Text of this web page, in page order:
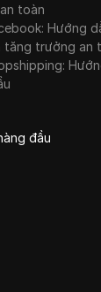
toàn
Hướng
trưởng an
đầu